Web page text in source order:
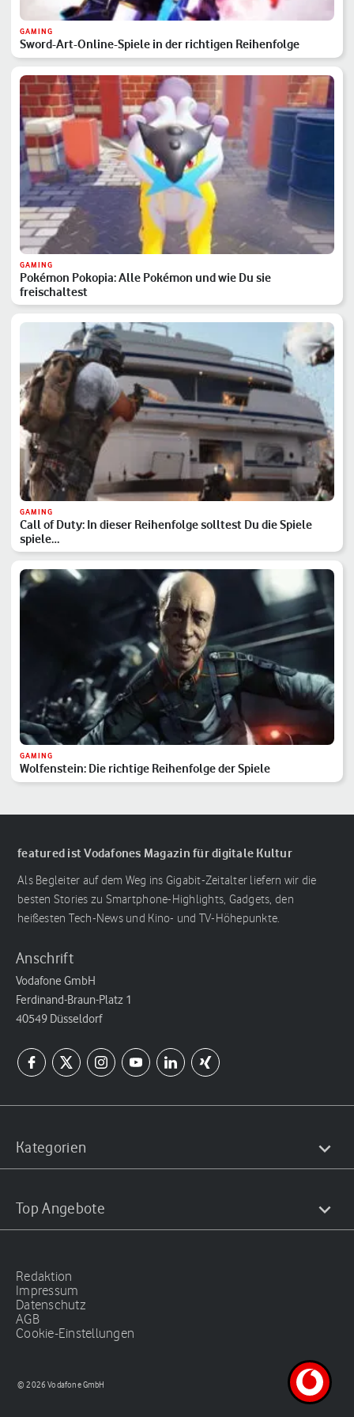
GAMING
Sword-Art-Online-Spiele in der richtigen Reihenfolge
GAMING
Pokémon Pokopia: Alle Pokémon und wie Du sie
freischaltest
GAMING
Call of Duty: In dieser Reihenfolge solltest Du die Spiele
spiele…
GAMING
Wolfenstein: Die richtige Reihenfolge der Spiele
featured ist Vodafones Magazin für digitale Kultur
Als Begleiter auf dem Weg ins Gigabit-Zeitalter liefern wir die
besten Stories zu Smartphone-Highlights, Gadgets, den
heißesten Tech-News und Kino- und TV-Höhepunkte.
Anschrift
Vodafone GmbH
Ferdinand-Braun-Platz 1
40549 Düsseldorf
Kategorien
Top Angebote
Redaktion
Impressum
Datenschutz
AGB
Cookie-Einstellungen
© 2026 Vodafone GmbH